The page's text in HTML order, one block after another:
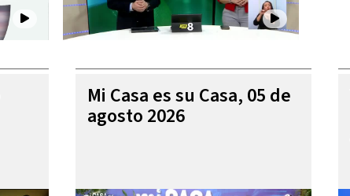
Mi Casa es su Casa, 05 de
agosto 2026